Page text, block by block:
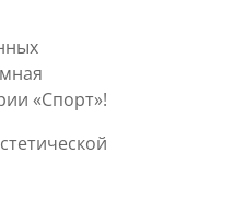
«Спорт»!